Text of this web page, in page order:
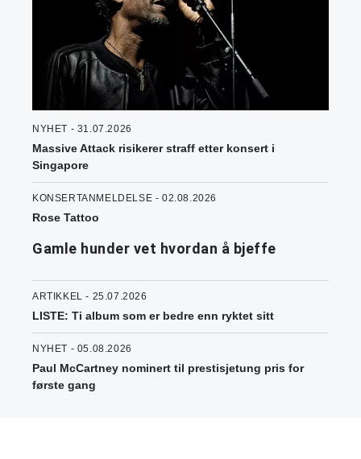
NYHET - 31.07.2026
Massive Attack risikerer straff etter konsert i
Singapore
KONSERTANMELDELSE - 02.08.2026
Rose Tattoo
Gamle hunder vet hvordan å bjeffe
ARTIKKEL - 25.07.2026
LISTE: Ti album som er bedre enn ryktet sitt
NYHET - 05.08.2026
Paul McCartney nominert til prestisjetung pris for
første gang